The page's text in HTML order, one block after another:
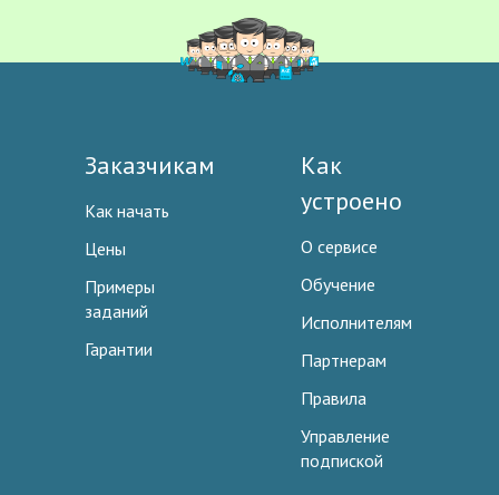
Заказчикам
Как начать
Цены
Примеры
заданий
Гарантии
Как
устроено
О сервисе
Обучение
Исполнителям
Партнерам
Правила
Управление
подпиской